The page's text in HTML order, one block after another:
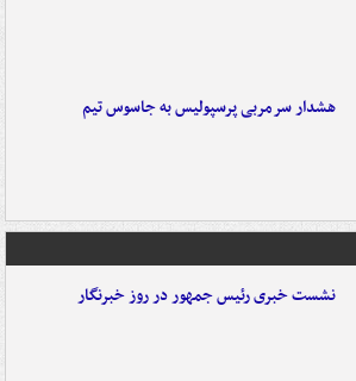
هشدار سرمربی پرسپولیس به جاسوس تیم
نشست خبری رئیس جمهور در روز خبرنگار